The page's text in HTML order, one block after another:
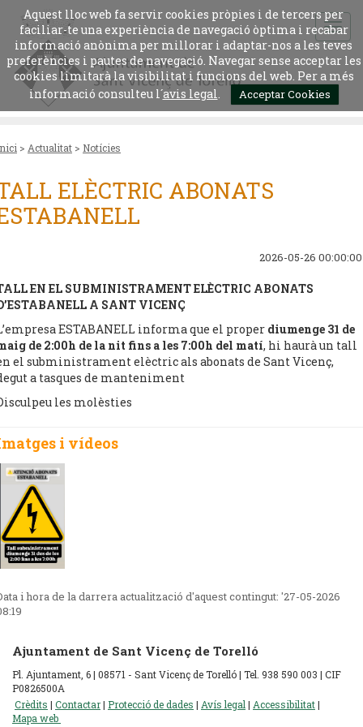
Aquest lloc web fa servir cookies pròpies i de tercers per
faciliar-te una experiència de navegació òptima i recabar
informació anònima per millorar i adaptar-nos a les teves
preferències i pautes de navegació. Navegar sense acceptar les
cookies limitarà la visibilitat i funcions del web. Per a més
informació consulteu l´avis legal. Acceptar Cookies
> Actualitat > Notícies
ELÈCTRIC ABONATS
2026-05-26 00:00:00
EN EL SUBMINISTRAMENT ELÈCTRIC ABONATS
A SANT VICENÇ
ESTABANELL informa que el proper diumenge 31 de
de 2:00h de la nit fins a les 7:00h del matí, hi haurà un tall
el subministrament elèctric als abonats de Sant Vicenç,
a tasques de manteniment
les molèsties
i vídeos
i hora de la darrera actualització d'aquest contingut: '27-05-2026
Ajuntament de Sant Vicenç de Torelló
Pl. Ajuntament, 6 | 08571 - Sant Vicenç de Torelló | Tel. 938 590 003 | CIF
P0826500A
Crèdits | Contactar| Protecció de dades | Avís legal | Accessibilitat|
Mapa web